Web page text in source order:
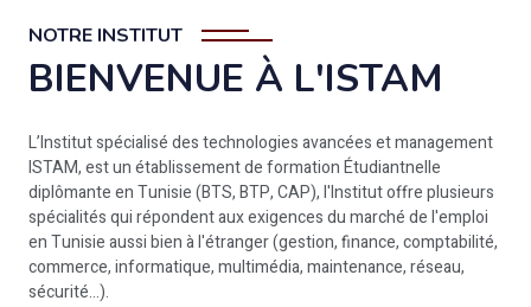
NOTRE INSTITUT
BIENVENUE À L'ISTAM
L’Institut spécialisé des technologies avancées et management
ISTAM, est un établissement de formation Étudiantnelle
diplômante en Tunisie (BTS, BTP, CAP), l'Institut offre plusieurs
spécialités qui répondent aux exigences du marché de l'emploi
en Tunisie aussi bien à l'étranger (gestion, finance, comptabilité,
commerce, informatique, multimédia, maintenance, réseau,
sécurité...).